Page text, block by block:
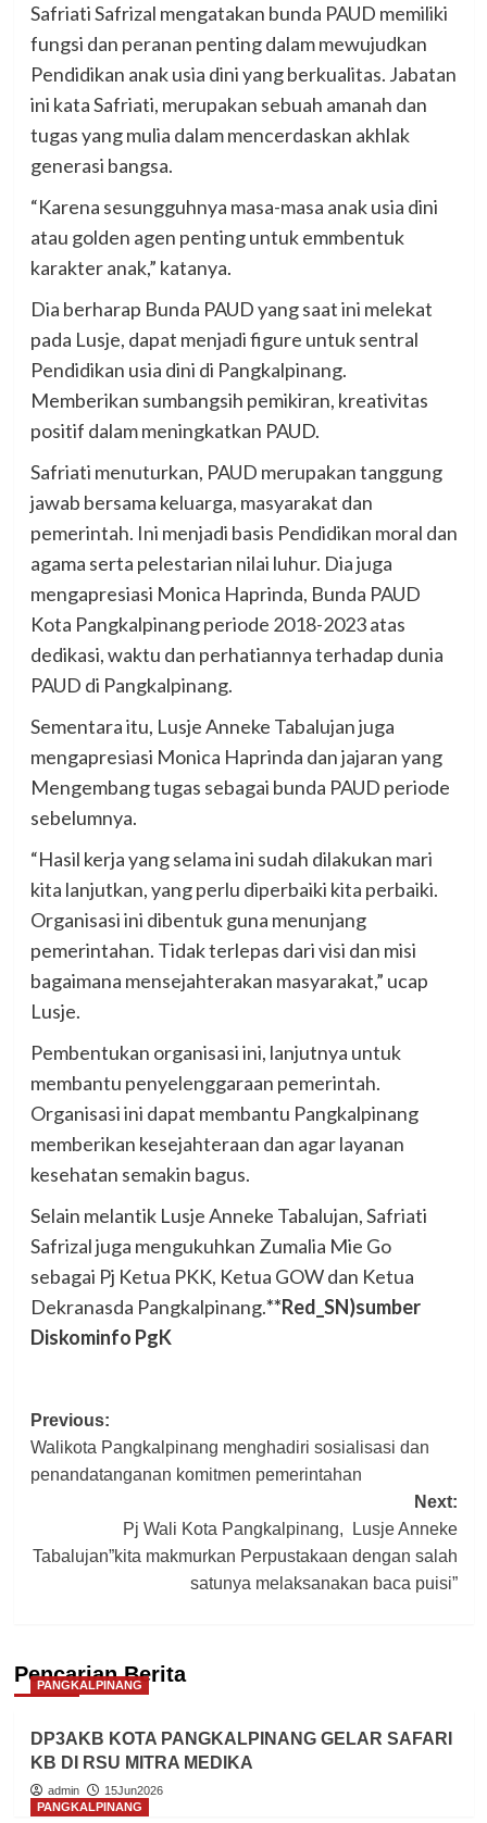
Safriati Safrizal mengatakan bunda PAUD memiliki
fungsi dan peranan penting dalam mewujudkan
Pendidikan anak usia dini yang berkualitas. Jabatan
ini kata Safriati, merupakan sebuah amanah dan
tugas yang mulia dalam mencerdaskan akhlak
generasi bangsa.
“Karena sesungguhnya masa-masa anak usia dini
atau golden agen penting untuk emmbentuk
karakter anak,” katanya.
Dia berharap Bunda PAUD yang saat ini melekat
pada Lusje, dapat menjadi figure untuk sentral
Pendidikan usia dini di Pangkalpinang.
Memberikan sumbangsih pemikiran, kreativitas
positif dalam meningkatkan PAUD.
Safriati menuturkan, PAUD merupakan tanggung
jawab bersama keluarga, masyarakat dan
pemerintah. Ini menjadi basis Pendidikan moral dan
agama serta pelestarian nilai luhur. Dia juga
mengapresiasi Monica Haprinda, Bunda PAUD
Kota Pangkalpinang periode 2018-2023 atas
dedikasi, waktu dan perhatiannya terhadap dunia
PAUD di Pangkalpinang.
Sementara itu, Lusje Anneke Tabalujan juga
mengapresiasi Monica Haprinda dan jajaran yang
Mengembang tugas sebagai bunda PAUD periode
sebelumnya.
“Hasil kerja yang selama ini sudah dilakukan mari
kita lanjutkan, yang perlu diperbaiki kita perbaiki.
Organisasi ini dibentuk guna menunjang
pemerintahan. Tidak terlepas dari visi dan misi
bagaimana mensejahterakan masyarakat,” ucap
Lusje.
Pembentukan organisasi ini, lanjutnya untuk
membantu penyelenggaraan pemerintah.
Organisasi ini dapat membantu Pangkalpinang
memberikan kesejahteraan dan agar layanan
kesehatan semakin bagus.
Selain melantik Lusje Anneke Tabalujan, Safriati
Safrizal juga mengukuhkan Zumalia Mie Go
sebagai Pj Ketua PKK, Ketua GOW dan Ketua
Dekranasda Pangkalpinang.**Red_SN)sumber
Diskominfo PgK
Post
navigation
Previous:
Walikota Pangkalpinang menghadiri sosialisasi dan
penandatanganan komitmen pemerintahan
Next:
Pj Wali Kota Pangkalpinang, Lusje Anneke
Tabalujan”kita makmurkan Perpustakaan dengan salah
satunya melaksanakan baca puisi”
Pencarian Berita
PANGKALPINANG
DP3AKB KOTA PANGKALPINANG GELAR SAFARI
KB DI RSU MITRA MEDIKA
admin
15Jun2026
PANGKALPINANG